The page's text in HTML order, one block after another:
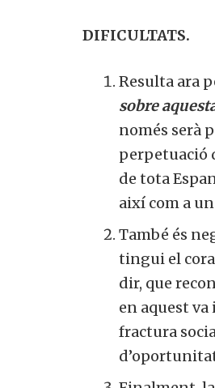
DIFICULTATS.
Resulta ara
sobre
només serà
perpetuació
de tota
així com a
També és
tingui el
dir, que
en aquest
fractura